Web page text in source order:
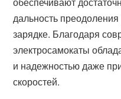
дальность
зарядке. Благодаря
электросамокаты
и надежностью даже
скоростей.